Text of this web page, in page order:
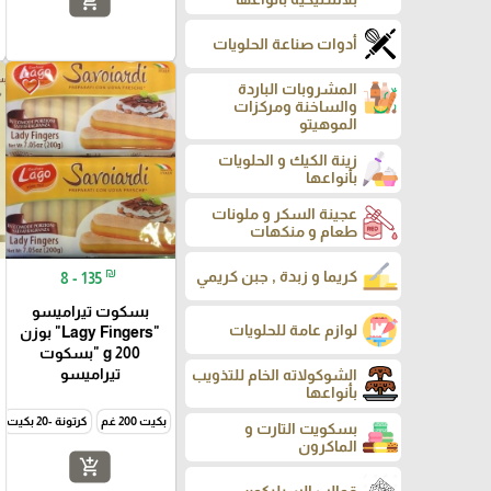
أدوات صناعة الحلويات
المشروبات الباردة
والساخنة ومركزات
الموهيتو
زينة الكيك و الحلويات
بأنواعها
عجينة السكر و ملونات
طعام و منكهات
كريما و زبدة , جبن كريمي
لوازم عامة للحلويات
الشوكولاته الخام للتذويب
بأنواعها
بسكويت التارت و
الماكرون
favorite_border
8 - 135 ₪
بسكوت تيراميسو
"Lagy Fingers" بوزن
200 g "بسكوت
تيراميسو
بكيت 200 غم كرتونة -20 بكيت
add_shopping_cart